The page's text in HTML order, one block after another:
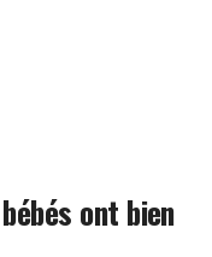
ont bien